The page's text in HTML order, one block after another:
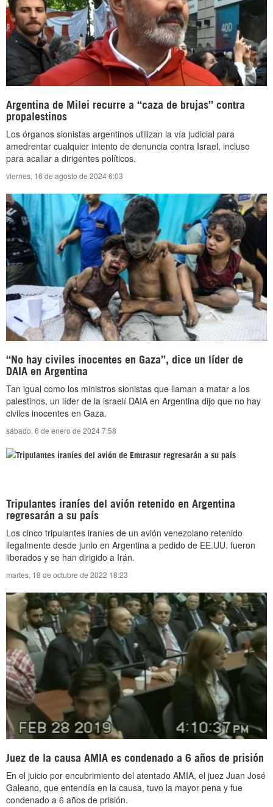
Argentina de Milei recurre a “caza de brujas” contra
propalestinos
Los órganos sionistas argentinos utilizan la vía judicial para
amedrentar cualquier intento de denuncia contra Israel, incluso
para acallar a dirigentes políticos.
viernes, 16 de agosto de 2024 6:03
“No hay civiles inocentes en Gaza”, dice un líder de
DAIA en Argentina
Tan igual como los ministros sionistas que llaman a matar a los
palestinos, un líder de la israelí DAIA en Argentina dijo que no hay
civiles inocentes en Gaza.
sábado, 6 de enero de 2024 7:58
Tripulantes iraníes del avión retenido en Argentina
regresarán a su país
Los cinco tripulantes iraníes de un avión venezolano retenido
ilegalmente desde junio en Argentina a pedido de EE.UU. fueron
liberados y se han dirigido a Irán.
martes, 18 de octubre de 2022 18:23
Juez de la causa AMIA es condenado a 6 años de prisión
En el juicio por encubrimiento del atentado AMIA, el juez Juan José
Galeano, que entendía en la causa, tuvo la mayor pena y fue
condenado a 6 años de prisión.